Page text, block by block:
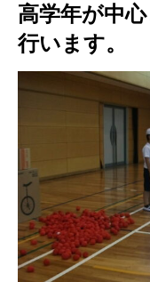
高学年が中
行います。